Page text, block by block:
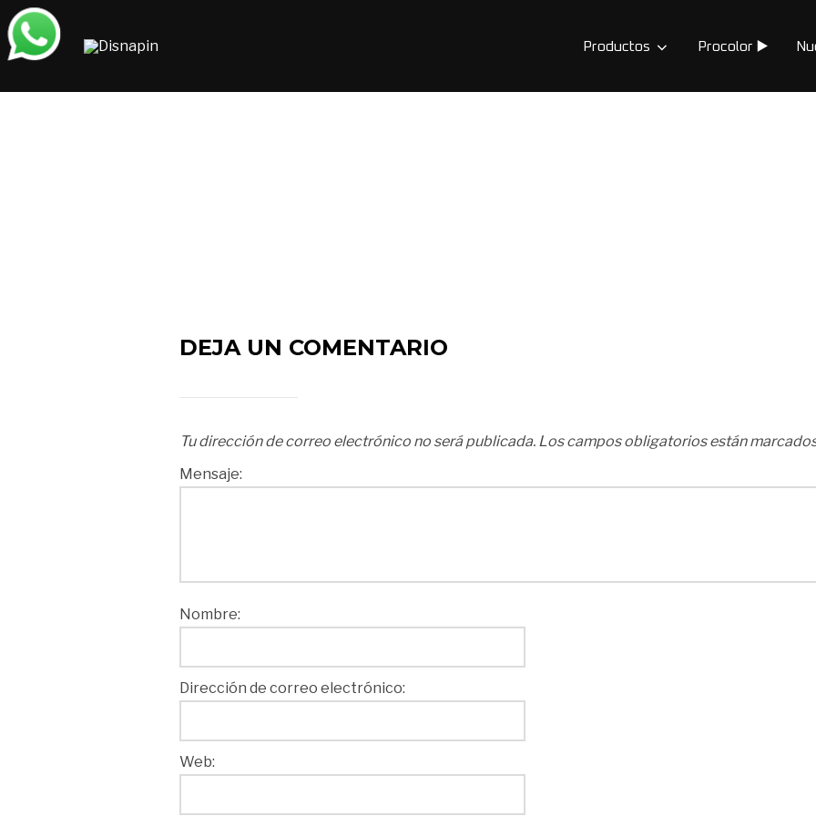
Saltar
al
contenido
Productos Procolor ▶️
DEJA UN COMENTARIO
Tu dirección de correo electrónico no será publicada. Los campos obligatorios están
Mensaje:
Nombre:
Dirección de correo electrónico:
Web: